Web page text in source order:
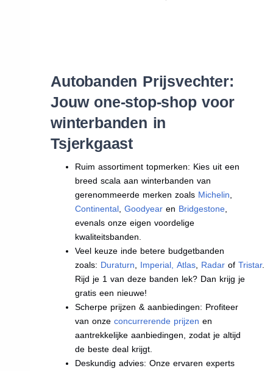
Autobanden Prijsvechter:
Jouw one-stop-shop voor
winterbanden in
Tsjerkgaast
Ruim assortiment topmerken: Kies uit een
breed scala aan winterbanden van
gerenommeerde merken zoals Michelin
Continental ,Goodyear en Bridgestone
evenals onze eigen voordelige
kwaliteitsbanden.
Veel keuze inde betere budgetbanden
zoals: Duraturn Imperial Atlas Radar ofTristar.
Rijd je 1 van deze banden lek? Dan krijg je
gratis een nieuwe!
Scherpe prijzen & aanbiedingen: Profiteer
van onzeconcurrerende prijzen en
aantrekkelijke aanbiedingen, zodat je altijd
de beste deal krijgt.
Deskundig advies: Onze ervaren experts